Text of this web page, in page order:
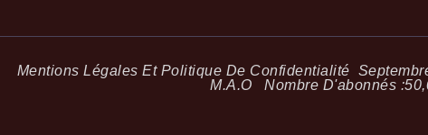
Mentions Légales Et Politique De Confidentialité
M.A.O Nombre D'abonnés :